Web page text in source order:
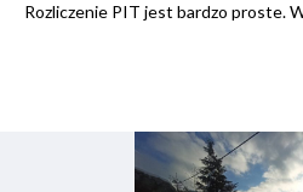
Rozliczenie PIT jest bardzo proste.